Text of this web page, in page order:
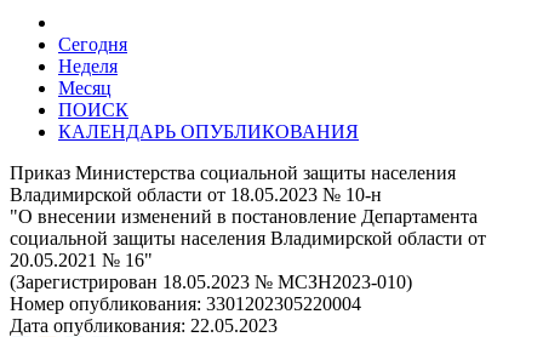
Сегодня
Неделя
Месяц
ПОИСК
КАЛЕНДАРЬ ОПУБЛИКОВАНИЯ
Приказ Министерства социальной защиты населения
Владимирской области от 18.05.2023 № 10-н
"О внесении изменений в постановление Департамента
социальной защиты населения Владимирской области от
20.05.2021 № 16"
(Зарегистрирован 18.05.2023 № МСЗН2023-010)
Номер опубликования: 3301202305220004
Дата опубликования: 22.05.2023